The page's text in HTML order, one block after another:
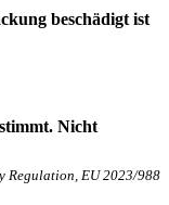
beschädigt ist
Nicht
Regulation, EU 2023/988